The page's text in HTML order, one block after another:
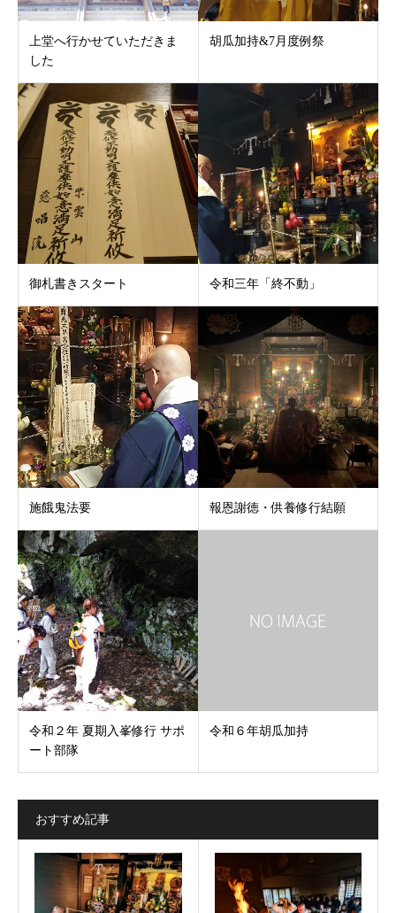
上堂へ行かせていただきま
した
胡瓜加持&7月度例祭
御札書きスタート 令和三年「終不動」
施餓鬼法要 報恩謝徳・供養修行結願
令和２年 夏期入峯修行 サポ
ート部隊
令和６年胡瓜加持
おすすめ記事